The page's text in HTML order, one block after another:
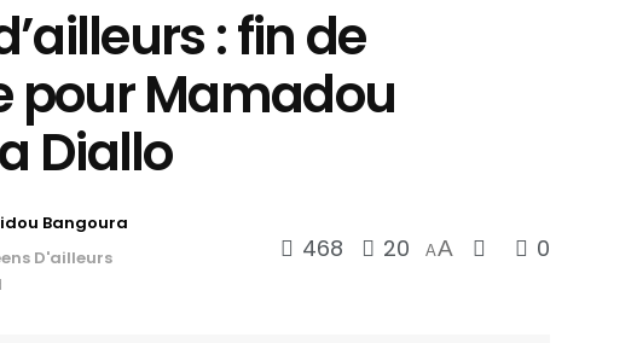
: fin de
pour Mamadou
Diallo
Bangoura
D'ailleurs
468 20 AA 0